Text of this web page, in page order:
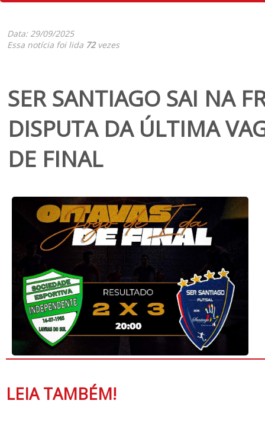
Data: 29/09/2025
Essa notícia foi lida 72vezes
SER SANTIAGO SAI NA
DISPUTA DA ÚLTIMA
DE FINAL
LEIA TAMBÉM!